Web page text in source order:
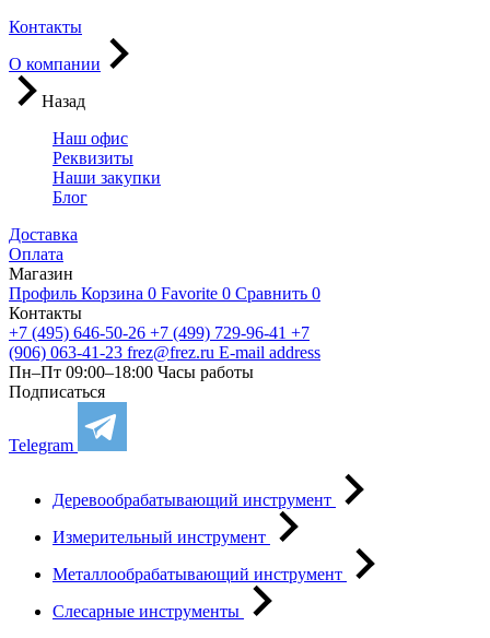
Контакты
О компании
Назад
Наш офис
Реквизиты
Наши закупки
Блог
Доставка
Оплата
Магазин
Профиль Корзина 0 Favorite 0 Сравнить 0
Контакты
+7 (495) 646-50-26 +7 (499) 729-96-41 +7
(906) 063-41-23 frez@frez.ru E-mail address
Пн–Пт 09:00–18:00 Часы работы
Подписаться
Telegram
Деревообрабатывающий инструмент
Измерительный инструмент
Металлообрабатывающий инструмент
Слесарные инструменты